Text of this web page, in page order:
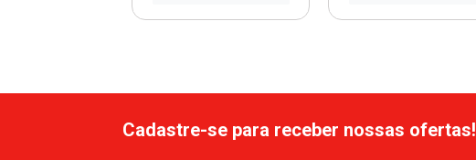
Cadastre-se para receber nossas ofertas!